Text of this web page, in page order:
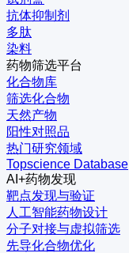
抗体抑制剂
多肽
染料
药物筛选平台
化合物库
筛选化合物
天然产物
阳性对照品
热门研究领域
Topscience Database
AI+药物发现
靶点发现与验证
人工智能药物设计
分子对接与虚拟筛选
先导化合物优化